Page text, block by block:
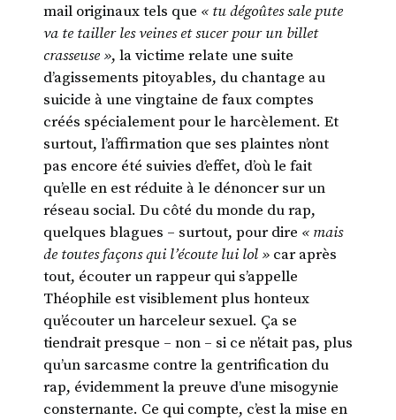
mail originaux tels que « tu dégoûtes sale pute
va te tailler les veines et sucer pour un billet
crasseuse », la victime relate une suite
d’agissements pitoyables, du chantage au
suicide à une vingtaine de faux comptes
créés spécialement pour le harcèlement. Et
surtout, l’affirmation que ses plaintes n’ont
pas encore été suivies d’effet, d’où le fait
qu’elle en est réduite à le dénoncer sur un
réseau social. Du côté du monde du rap,
quelques blagues – surtout, pour dire « mais
de toutes façons qui l’écoute lui lol » car après
tout, écouter un rappeur qui s’appelle
Théophile est visiblement plus honteux
qu’écouter un harceleur sexuel. Ça se
tiendrait presque – non – si ce n’était pas, plus
qu’un sarcasme contre la gentrification du
rap, évidemment la preuve d’une misogynie
consternante. Ce qui compte, c’est la mise en